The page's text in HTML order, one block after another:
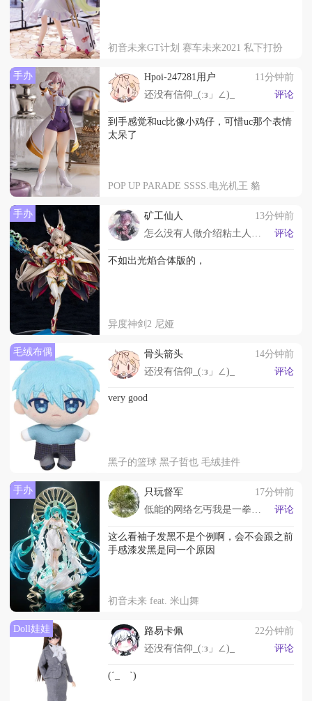
初音未来GT计划 赛车未来2021 私下打扮
手办 Hpoi-247281用户
11分钟前
还没有信仰_(:з」∠)_
评论
到手感觉和uc比像小鸡仔，可惜uc那个表情
太呆了
POP UP PARADE SSSS.电光机王 貉
手办 矿工仙人
13分钟前
评论
不如出光焰合体版的，
异度神剑2 尼娅
毛绒布偶 骨头箭头
14分钟前
还没有信仰_(:з」∠)_
评论
very good
黑子的篮球 黑子哲也 毛绒挂件
手办 只玩督军
17分钟前
低能的网络乞丐我是一拳一个
评论
这么看袖子发黑不是个例啊，会不会跟之前
手感漆发黑是同一个原因
初音未来 feat. 米山舞
Doll娃娃 路易卡佩
22分钟前
还没有信仰_(:з」∠)_
评论
(´_ゝ`)